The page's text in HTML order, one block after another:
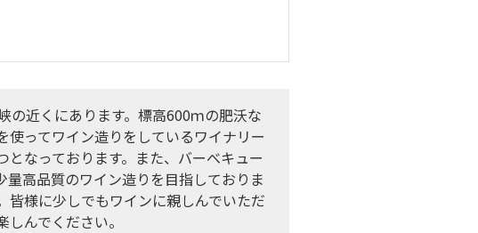
の近くにあります。標高600ｍの肥沃な
ってワイン造りをしているワイナリー
なっております。また、バーべキュー
高品質のワイン造りを目指しておりま
様に少しでもワインに親しんでいただ
んでください。